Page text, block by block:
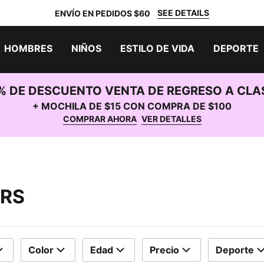
ENVÍO EN PEDIDOS $60 SEE DETAILS
HOMBRES NIÑOS ESTILO DE VIDA DEPORTE
DE DESCUENTO VENTA DE REGRESO A
+ MOCHILA DE $15 CON COMPRA DE $100
COMPRAR AHORA VER DETALLES
Color Edad Precio Deporte